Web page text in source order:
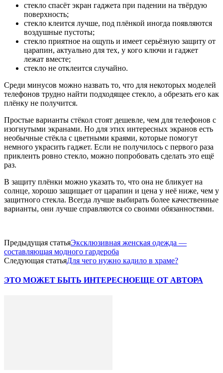
стекло спасёт экран гаджета при падении на твёрдую
поверхность;
стекло клеится лучше, под плёнкой иногда появляются
воздушные пустоты;
стекло приятное на ощупь и имеет серьёзную защиту от
царапин, актуально для тех, у кого ключи и гаджет
лежат вместе;
стекло не отклеится случайно.
Среди минусов можно назвать то, что для некоторых моделей
телефонов трудно найти подходящее стекло, а обрезать его как
плёнку не получится.
Простые варианты стёкол стоят дешевле, чем для телефонов с
изогнутыми экранами. Но для этих интересных экранов есть
необычные стёкла с цветными краями, которые помогут
немного украсить гаджет. Если не получилось с первого раза
приклеить ровно стекло, можно попробовать сделать это ещё
раз.
В защиту плёнки можно указать то, что она не бликует на
солнце, хорошо защищает от царапин и цена у неё ниже, чем у
защитного стекла. Всегда лучше выбирать более качественные
варианты, они лучше справляются со своими обязанностями.
Предыдущая статьяЭксклюзивная женская одежда —
составляющая модного гардероба
Следующая статьяДля чего нужно кадило в храме?
ЭТО МОЖЕТ БЫТЬ ИНТЕРЕСНОЕЩЕ ОТ АВТОРА